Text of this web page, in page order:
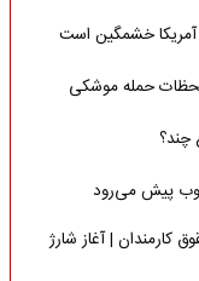
خشمگین است
لحظات حمله موشکی
چند؟
خوب پیش می‌رود
بحساب حقوق کارمندان | آغاز شارژ